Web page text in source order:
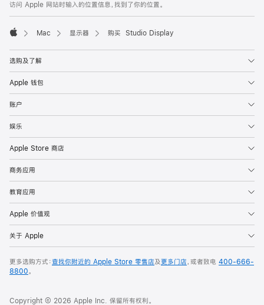
访问 Apple 网站时输入的位置信息，找到了你的位置。
Mac 显示器 购买 Studio Display
选购及了解
Apple 钱包
账户
娱乐
Apple Store 商店
商务应用
教育应用
Apple 价值观
关于 Apple
更多选购方式：查找你附近的 Apple Store 零售店及更多门店，或者致电 400-666-
8800。
Copyright © 2026 Apple Inc. 保留所有权利。